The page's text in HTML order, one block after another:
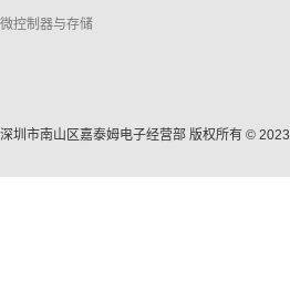
微控制器与存储
深圳市南山区嘉泰姆电子经营部 版权所有 © 2023